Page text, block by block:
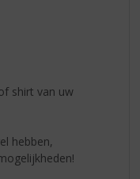
shirt van uw
hebben,